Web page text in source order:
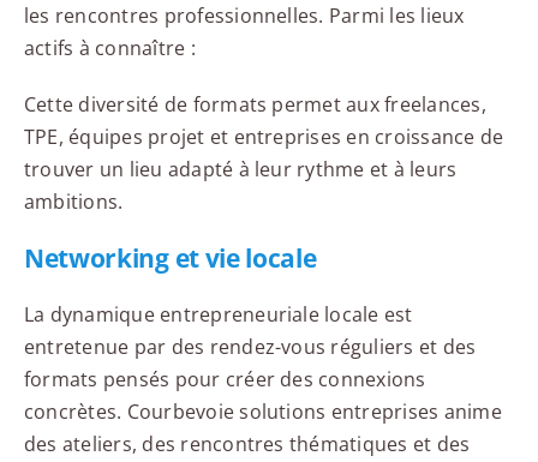
les rencontres professionnelles. Parmi les lieux
actifs à connaître :
Cette diversité de formats permet aux freelances,
TPE, équipes projet et entreprises en croissance de
trouver un lieu adapté à leur rythme et à leurs
ambitions.
Networking et vie locale
La dynamique entrepreneuriale locale est
entretenue par des rendez-vous réguliers et des
formats pensés pour créer des connexions
concrètes. Courbevoie solutions entreprises anime
des ateliers, des rencontres thématiques et des